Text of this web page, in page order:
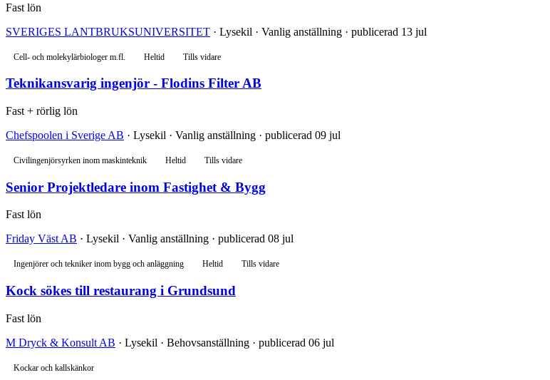
Fast lön
SVERIGES LANTBRUKSUNIVERSITET · Lysekil · Vanlig anställning · publicerad 13 jul
Cell- och molekylärbiologer m.fl. Heltid Tills vidare
Teknikansvarig ingenjör - Flodins Filter AB
Fast + rörlig lön
Chefspoolen i Sverige AB · Lysekil · Vanlig anställning · publicerad 09 jul
Civilingenjörsyrken inom maskinteknik Heltid Tills vidare
Senior Projektledare inom Fastighet & Bygg
Fast lön
Friday Väst AB · Lysekil · Vanlig anställning · publicerad 08 jul
Ingenjörer och tekniker inom bygg och anläggning Heltid Tills vidare
Kock sökes till restaurang i Grundsund
Fast lön
M Dryck & Konsult AB · Lysekil · Behovsanställning · publicerad 06 jul
Kockar och kallskänkor